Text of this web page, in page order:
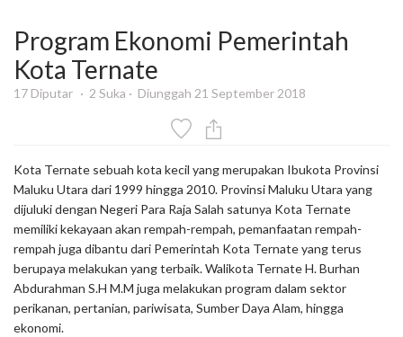
Program Ekonomi Pemerintah
Kota Ternate
17 Diputar 2 Suka Diunggah 21 September 2018
Kota Ternate sebuah kota kecil yang merupakan Ibukota Provinsi
Maluku Utara dari 1999 hingga 2010. Provinsi Maluku Utara yang
dijuluki dengan Negeri Para Raja Salah satunya Kota Ternate
memiliki kekayaan akan rempah-rempah, pemanfaatan rempah-
rempah juga dibantu dari Pemerintah Kota Ternate yang terus
berupaya melakukan yang terbaik. Walikota Ternate H. Burhan
Abdurahman S.H M.M juga melakukan program dalam sektor
perikanan, pertanian, pariwisata, Sumber Daya Alam, hingga
ekonomi.